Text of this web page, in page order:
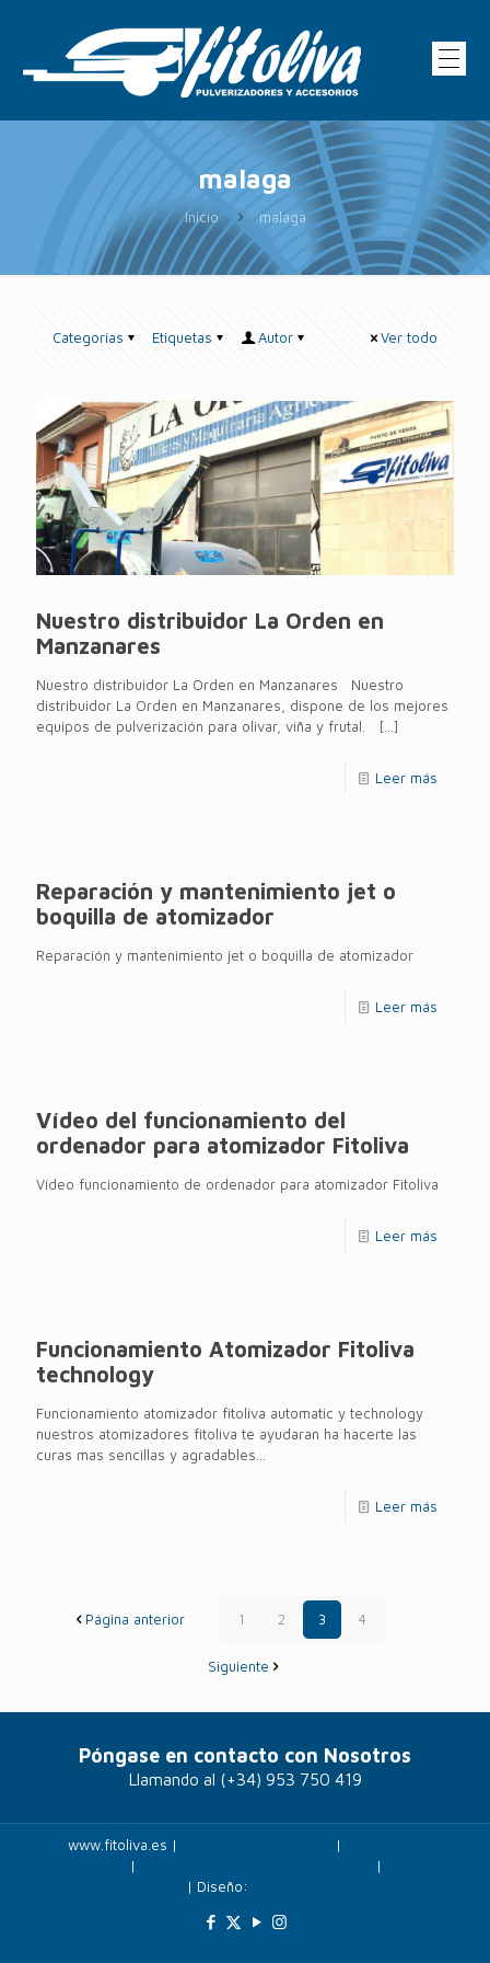
malaga
Inicio malaga
Categorías Etiquetas Autor Ver todo
Nuestro distribuidor La Orden en
Manzanares
Nuestro distribuidor La Orden en Manzanares Nuestro
distribuidor La Orden en Manzanares, dispone de los mejores
equipos de pulverización para olivar, viña y frutal.
[…]
Leer más
Reparación y mantenimiento jet o
boquilla de atomizador
Reparación y mantenimiento jet o boquilla de atomizador
Leer más
Vídeo del funcionamiento del
ordenador para atomizador Fitoliva
Vídeo funcionamiento de ordenador para atomizador Fitoliva
Leer más
Funcionamiento Atomizador Fitoliva
technology
Funcionamiento atomizador fitoliva automatic y technology
nuestros atomizadores fitoliva te ayudaran ha hacerte las
curas mas sencillas y agradables...
Leer más
Página anterior 1 2 3 4
Siguiente
Póngase en contacto con Nosotros
Llamando al (+34) 953 750 419
www.fitoliva.es | |
| |
| Diseño: